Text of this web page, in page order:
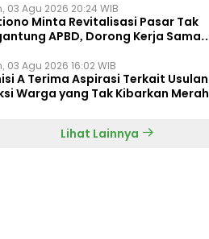
03 Agu 2026 20:24 WIB
Minta Revitalisasi Pasar Tak
APBD, Dorong Kerja Sama
03 Agu 2026 16:02 WIB
A Terima Aspirasi Terkait Usulan
Warga yang Tak Kibarkan Merah
Lihat Lainnya